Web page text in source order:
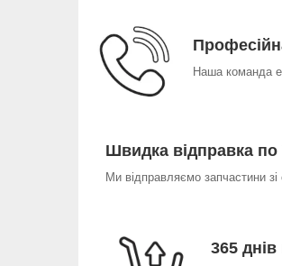
Наша команда
Швидка відправка по
Ми відправляємо запчастини
365